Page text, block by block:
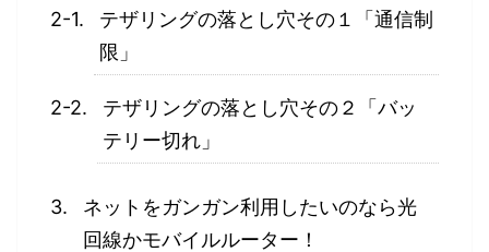
テザリングの落とし穴その１「通信制
限」
テザリングの落とし穴その２「バッ
テリー切れ」
ネットをガンガン利用したいのなら光
回線かモバイルルーター！